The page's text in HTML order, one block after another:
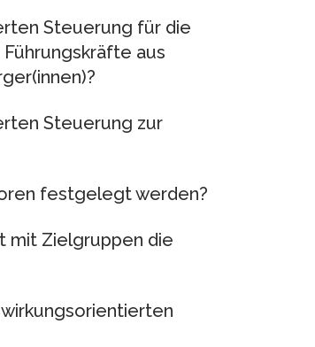
Steuerung für die
aus
Steuerung zur
festgelegt werden?
mit Zielgruppen die